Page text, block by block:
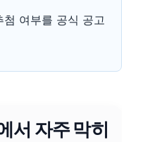
여부를 공식 공고
서 자주 막히